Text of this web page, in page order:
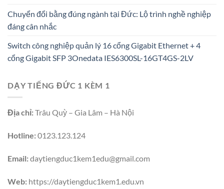
Chuyển đổi bằng đúng ngành tại Đức: Lộ trình nghề nghiệp
đáng cân nhắc
Switch công nghiệp quản lý 16 cổng Gigabit Ethernet + 4
cổng Gigabit SFP 3Onedata IES6300SL-16GT4GS-2LV
DẠY TIẾNG ĐỨC 1 KÈM 1
Địa chỉ:Trâu Quỳ – Gia Lâm – Hà Nội
Hotline:0123.123.124
Email:daytiengduc1kem1edu@gmail.com
Web: https://daytiengduc1kem1.edu.vn